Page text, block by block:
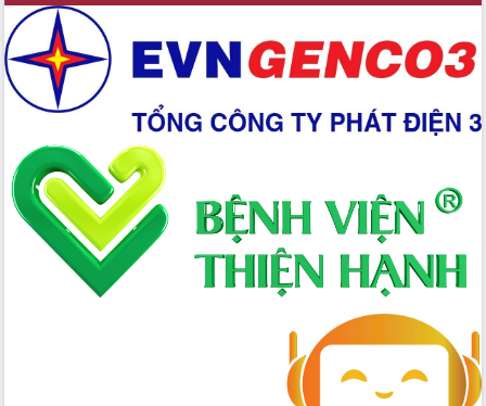
Đắk Lắk rà soát, điều chỉnh Đề án 190
về phát triển nuôi trồng thủy sản
Phó Chủ tịch UBND tỉnh Đắk Lắk
Trương Công Thái kiểm tra thực địa
Dự án cao tốc Khánh Hòa - Buôn Ma
Định vị cà phê Việt Nam như một “di
sản sống” trong dòng chảy toàn cầu
Xây dựng nông thôn mới: Nâng cao đời
sống người dân từ những mô hình thiết
Quyết liệt tháo gỡ vướng mắc, đẩy
nhanh tiến độ các dự án trọng điểm